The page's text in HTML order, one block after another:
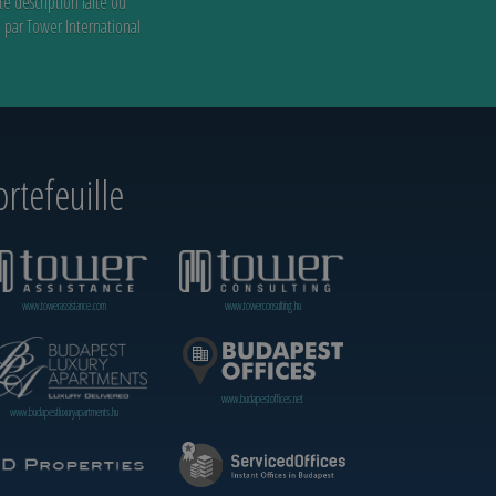
Tower International
www.towerassistance.com www.towerconsulting.hu
www.budapestluxuryapartments.hu
www.budapestoffices.net